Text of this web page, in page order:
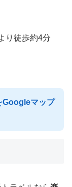
り徒歩約4分
Googleマップ